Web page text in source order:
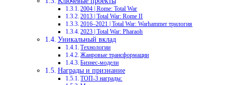
2004 | Rome: Total War
2013 | Total War: Rome II
2016–2021 | Total War: Warhammer трилогия
2023 | Total War: Pharaoh
Уникальный вклад
Технологии
Жанровые трансформации
Бизнес-модели
Награды и признание
ТОП-3 награды: